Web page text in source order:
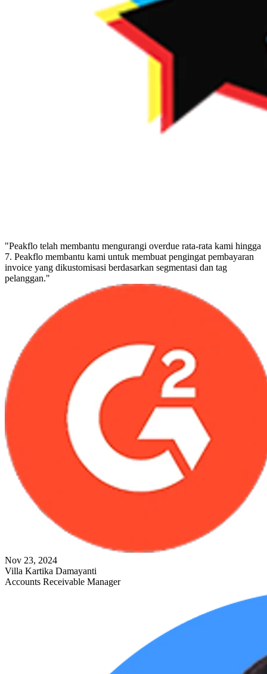
"Peakflo telah membantu mengurangi overdue rata-rata kami hingga
7. Peakflo membantu kami untuk membuat pengingat pembayaran
invoice yang dikustomisasi berdasarkan segmentasi dan tag
pelanggan."
Nov 23, 2024
Villa Kartika Damayanti
Accounts Receivable Manager